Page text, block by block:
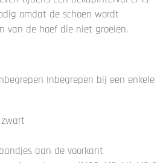
omdat de schoen wordt
van de hoef die niet groeien.
Inbegrepen bij een enkele
aan de voorkant